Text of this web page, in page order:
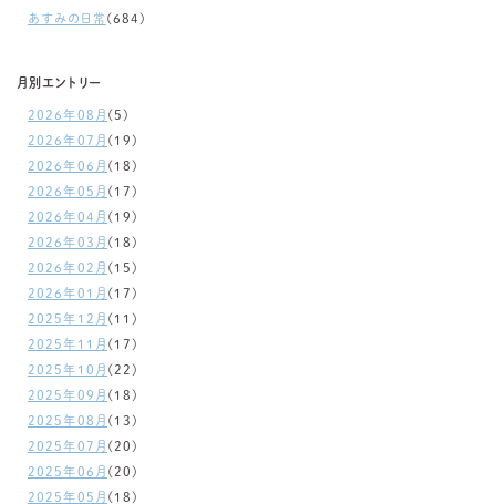
あすみの日常(684)
月別エントリー
2026年08月 (5)
2026年07月 (19)
2026年06月 (18)
2026年05月 (17)
2026年04月 (19)
2026年03月 (18)
2026年02月 (15)
2026年01月 (17)
2025年12月 (11)
2025年11月 (17)
2025年10月 (22)
2025年09月 (18)
2025年08月 (13)
2025年07月 (20)
2025年06月 (20)
2025年05月 (18)